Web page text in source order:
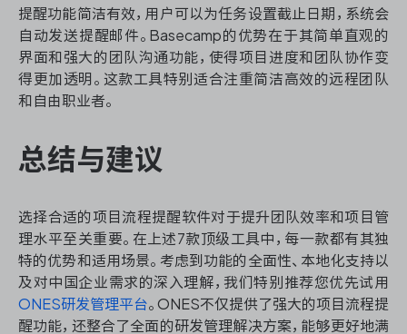
提醒功能简洁有效，用户可以为任务设置截止日期，系统会
自动发送提醒邮件。Basecamp的优势在于其简单直观的
界面和强大的团队沟通功能，使得项目进度和团队协作变
得更加透明。这款工具特别适合注重简洁高效的远程团队
和自由职业者。
总结与建议
选择合适的项目流程提醒软件对于提升团队效率和项目管
理水平至关重要。在上述7款顶级工具中，每一款都有其独
特的优势和适用场景。考虑到功能的全面性、本地化支持以
及对中国企业需求的深入理解，我们特别推荐您优先试用
ONES研发管理平台。ONES不仅提供了强大的项目流程提
醒功能，还整合了全面的研发管理解决方案，能够更好地满